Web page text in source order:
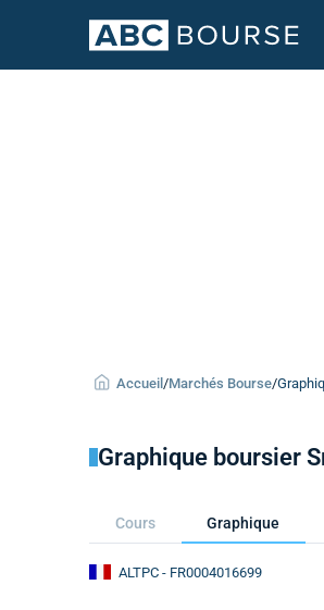
Accueil /Marchés Bourse/
Graphique boursier
Cours Graphique
ALTPC - FR0004016699